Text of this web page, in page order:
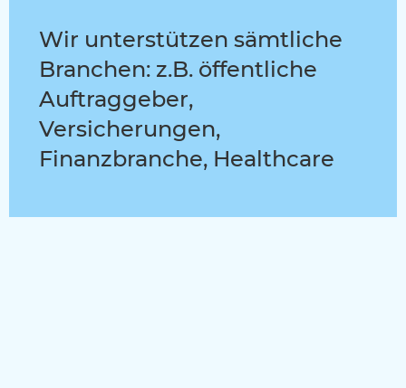
Wir unterstützen sämtliche
Branchen: z.B. öffentliche
Auftraggeber,
Versicherungen,
Finanzbranche, Healthcare